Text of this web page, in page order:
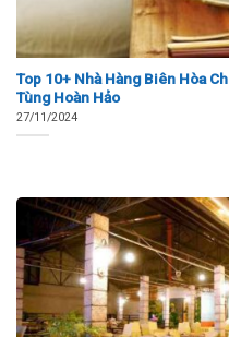
Top 10+ Nhà Hàng Biên Hòa Cho Các
Tùng Hoàn Hảo
27/11/2024